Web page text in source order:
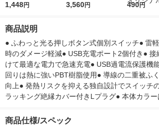
付き雷ガード節電タッ
1,448円
ホコリシャッター付/6
3,560円
r（ロハコウ
490円
商品説明
● ふわっと光る押しボタン式個別スイッチ● 雷
時のダメージ軽減● USB充電ポート2個付き●
けて最適な電力で急速充電● USB過電流保護機
回りは熱に強いPBT樹脂使用● 導線の二重被ふ
向上● 発熱リスクを抑える独自設計でスイッチ
ラッキング絶縁カバー付きLプラグ● 本体カラー
商品仕様/スペック